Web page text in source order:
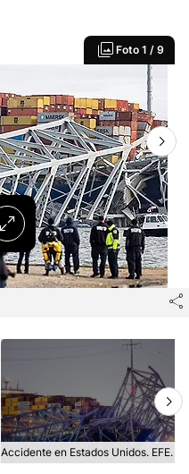
Foto 1 / 9
Accidente en Estados Unidos. EFE.